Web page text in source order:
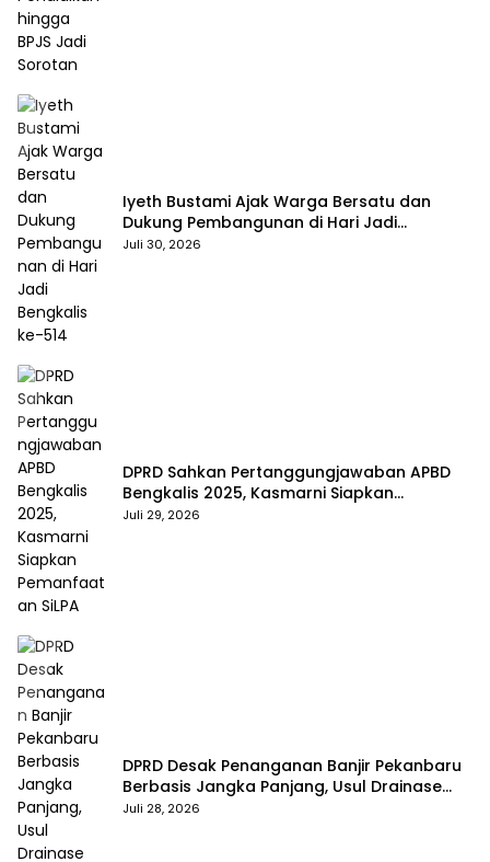
Iyeth Bustami Ajak Warga Bersatu dan
Dukung Pembangunan di Hari Jadi
Bengkalis ke-514
Juli 30, 2026
DPRD Sahkan Pertanggungjawaban APBD
Bengkalis 2025, Kasmarni Siapkan
Pemanfaatan SiLPA
Juli 29, 2026
DPRD Desak Penanganan Banjir Pekanbaru
Berbasis Jangka Panjang, Usul Drainase
Raksasa dan Kolam Retensi
Juli 28, 2026